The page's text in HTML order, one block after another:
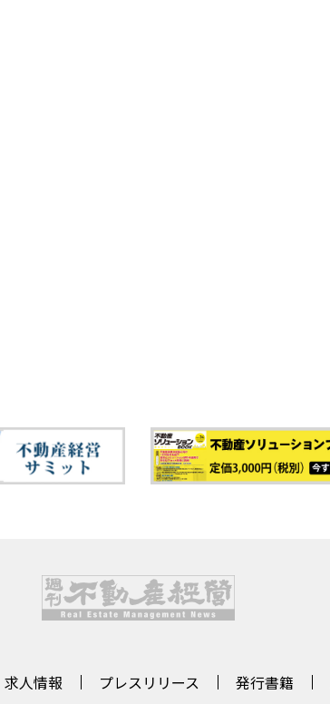
求人情報 プレスリリース 発行書籍